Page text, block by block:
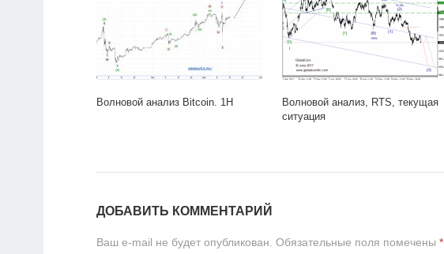
Волновой анализ Bitcoin. 1H
Волновой анализ, RTS, текущая
ситуация
ДОБАВИТЬ КОММЕНТАРИЙ
Ваш e-mail не будет опубликован. Обязательные поля помечены *